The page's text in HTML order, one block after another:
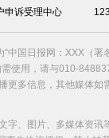
申诉受理中心
中国日报网：XXX（
使用，请与010-
更多信息，其他媒体
字、图片、多媒体资